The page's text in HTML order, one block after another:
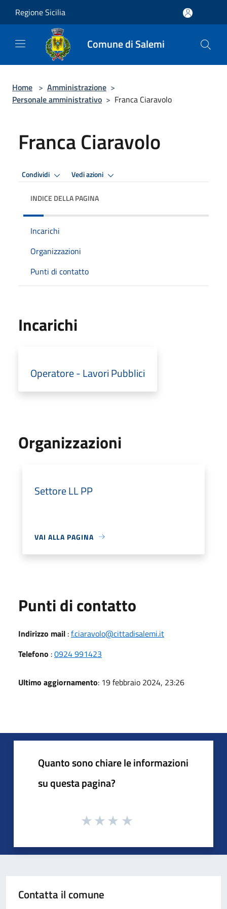
Regione Sicilia
Comune di Salemi
Home > Amministrazione >
Personale amministrativo > Franca Ciaravolo
Franca Ciaravolo
Condividi Vedi azioni
INDICE DELLA PAGINA
Incarichi
Organizzazioni
Punti di contatto
Incarichi
Operatore - Lavori Pubblici
Organizzazioni
Settore LL PP
VAI ALLA PAGINA
Punti di contatto
Indirizzo mail :f.ciaravolo@cittadisalemi.it
Telefono :0924 991423
Ultimo aggiornamento: 19 febbraio 2024, 23:26
Quanto sono chiare le informazioni
su questa pagina?
Contatta il comune